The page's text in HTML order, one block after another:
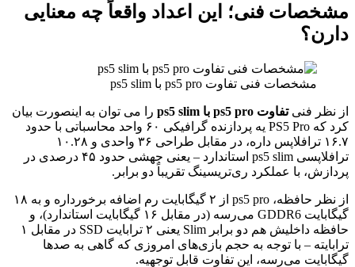
فنی؛ این اعداد واقعاً چه معنایی
مشخصات فنی تفاوت ps5 pro با ps5 slim
نظر فنی تفاوت ps5 pro با ps5 slim
را می توان به اینصورت بیان
کرد که PS5 Pro یه پردازنده گرافیکی ۶۰ واحد محاسباتی با حدود
۱۶.۷ ترافلاپس داره، در مقابل طراحی ۳۶ واحدی و ۱۰.۲۸
ترافلاپسی ps5 slim استاندارد – یعنی جهشی حدود ۴۵ درصدی در
با عملکرد ری‌تریسینگ تقریباً دو برابر.
از نظر حافظه، ps5 pro از ۲ گیگابایت رم اضافه برخورداره و به ۱۸
گیگابایت GDDR6 می‌رسه (در مقابل ۱۶ گیگابایت استاندارد)، و
حافظه داخلیش هم دو برابر Slim یعنی ۲ ترابایت SSD در مقابل ۱
– با توجه به حجم بازی‌های امروزی که گاهی به صدها
می‌رسه، این تفاوت قابل توجهیه.